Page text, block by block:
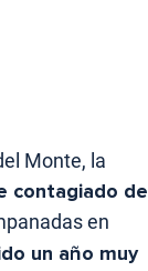
Monte, la
contagiado de
en
un año muy